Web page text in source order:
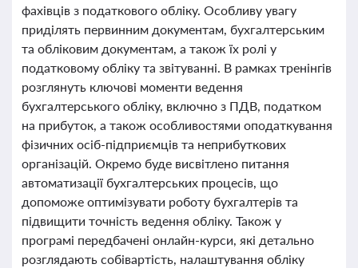
фахівців з податкового обліку. Особливу увагу
приділять первинним документам, бухгалтерським
та обліковим документам, а також їх ролі у
податковому обліку та звітуванні. В рамках тренінгів
розглянуть ключові моменти ведення
бухгалтерського обліку, включно з ПДВ, податком
на прибуток, а також особливостями оподаткування
фізичних осіб-підприємців та неприбуткових
організацій. Окремо буде висвітлено питання
автоматизації бухгалтерських процесів, що
допоможе оптимізувати роботу бухгалтерів та
підвищити точність ведення обліку. Також у
програмі передбачені онлайн-курси, які детально
розглядають собівартість, налаштування обліку